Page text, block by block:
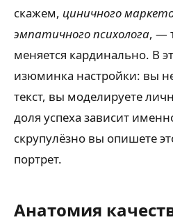
скажем, циничного
эмпатичного психолога, —
меняется кардинально. В
изюминка настройки: вы
текст, вы моделируете
доля успеха зависит
скрупулёзно вы опишете
портрет.
Анатомия